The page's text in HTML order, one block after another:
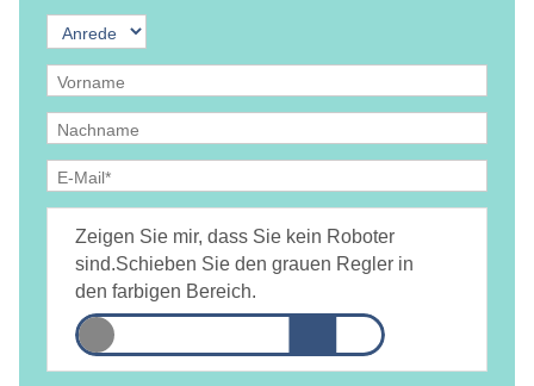
DAMiD mich per E-Mail über Themen und Veranstaltungen
informiert.
Zeigen Sie mir, dass Sie kein Roboter
sind.Schieben Sie den grauen Regler in
den farbigen Bereich.